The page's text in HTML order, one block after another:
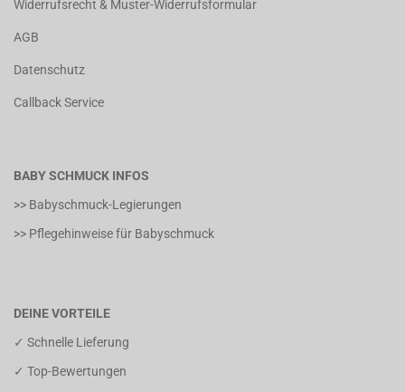
Widerrufsrecht & Muster-Widerrufsformular
AGB
Datenschutz
Callback Service
BABY SCHMUCK INFOS
>> Babyschmuck-Legierungen
>> Pflegehinweise für Babyschmuck
DEINE VORTEILE
✓ Schnelle Lieferung
✓ Top-Bewertungen